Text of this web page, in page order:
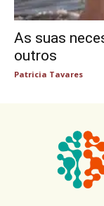
As suas
outros
Patricia Tavares